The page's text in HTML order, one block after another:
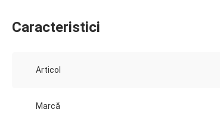
Caracteristici
Articol
Marcă